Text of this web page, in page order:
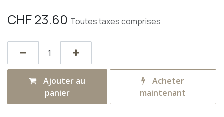
CHF23.60 Toutes taxes comprises
Ajouter au
panier
Acheter
maintenant